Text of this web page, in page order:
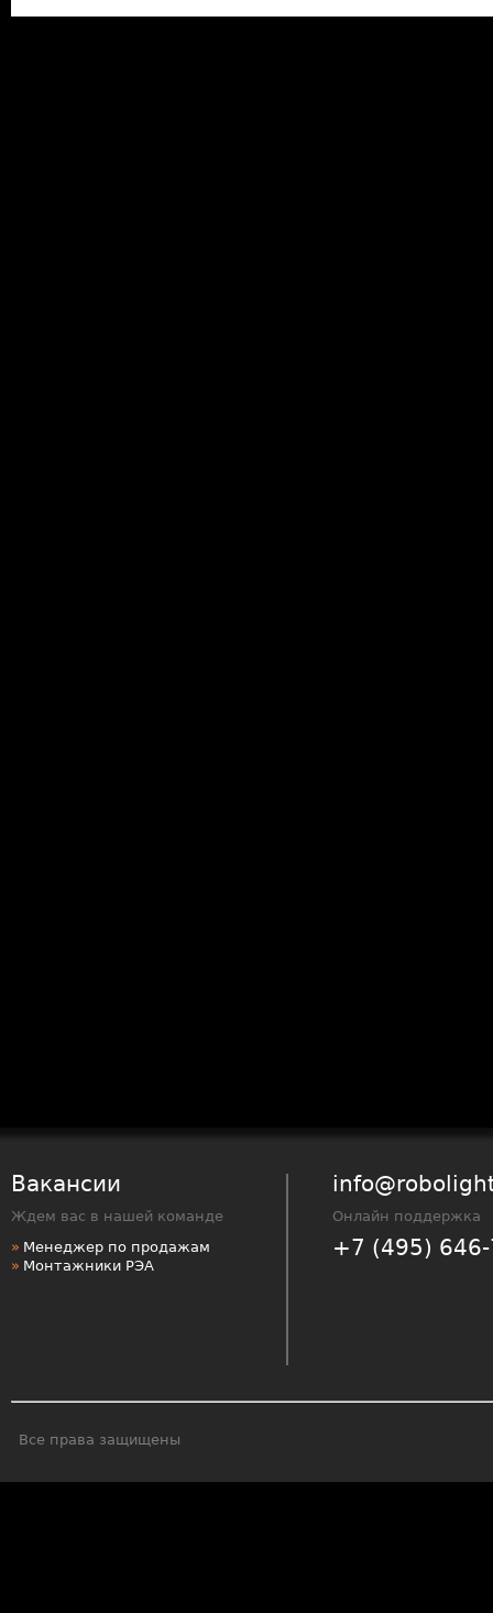
Вакансии
Ждем вас в нашей команде
Менеджер по продажам
Монтажники РЭА
Онлайн поддержка
+7 (495)
Все права защищены